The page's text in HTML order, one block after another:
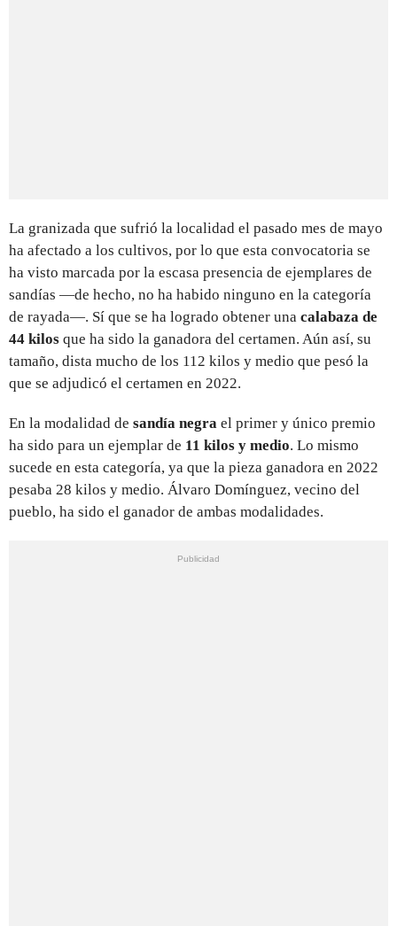
La granizada que sufrió la localidad el pasado mes de mayo
ha afectado a los cultivos, por lo que esta convocatoria se
ha visto marcada por la escasa presencia de ejemplares de
sandías —de hecho, no ha habido ninguno en la categoría
de rayada—. Sí que se ha logrado obtener una calabaza de
44 kilos que ha sido la ganadora del certamen. Aún así, su
tamaño, dista mucho de los 112 kilos y medio que pesó la
que se adjudicó el certamen en 2022.
En la modalidad de sandía negra el primer y único premio
ha sido para un ejemplar de 11 kilos y medio. Lo mismo
sucede en esta categoría, ya que la pieza ganadora en 2022
pesaba 28 kilos y medio. Álvaro Domínguez, vecino del
pueblo, ha sido el ganador de ambas modalidades.